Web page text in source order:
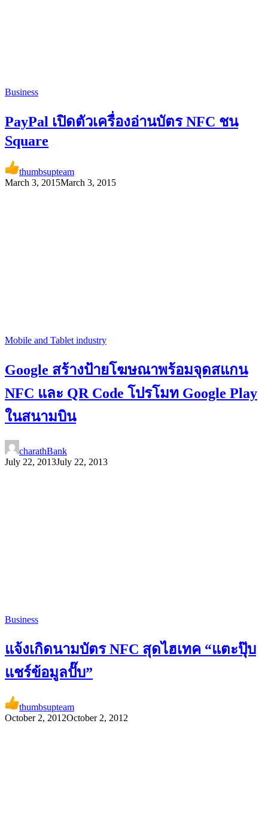
Business
PayPal เปิดตัวเครื่องอ่านบัตร NFC ชน
Square
thumbsupteam
March 3, 2015March 3, 2015
Mobile and Tablet industry
Google สร้างป้ายโฆษณาพร้อมจุดสแกน
NFC และ QR Code โปรโมท Google Play
ในสนามบิน
charathBank
July 22, 2013July 22, 2013
Business
แจ้งเกิดนามบัตร NFC สุดไฮเทค “แตะปุ๊บ
แชร์ข้อมูลปั๊บ”
thumbsupteam
October 2, 2012October 2, 2012